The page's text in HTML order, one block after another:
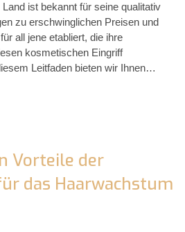
ist bekannt für seine qualitativ
zu erschwinglichen Preisen und
all jene etabliert, die ihre
kosmetischen Eingriff
Leitfaden bieten wir Ihnen…
Vorteile der
das Haarwachstum